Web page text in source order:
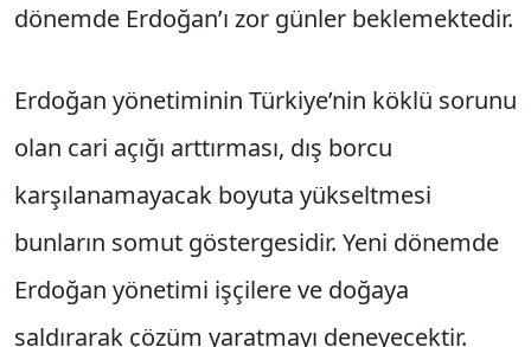
dönemde Erdoğan’ı zor günler beklemektedir.
Erdoğan yönetiminin Türkiye’nin köklü sorunu
olan cari açığı arttırması, dış borcu
karşılanamayacak boyuta yükseltmesi
bunların somut göstergesidir. Yeni dönemde
Erdoğan yönetimi işçilere ve doğaya
saldırarak çözüm yaratmayı deneyecektir.